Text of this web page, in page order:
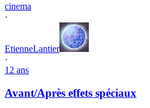
cinema
·
EtienneLantier
·
12 ans
Avant/Après effets spéciaux